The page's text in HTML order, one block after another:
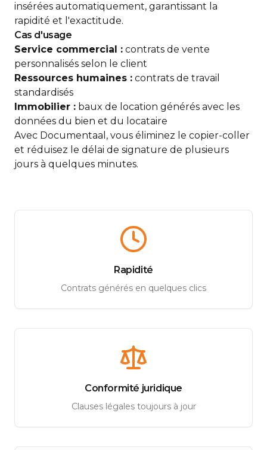
insérées automatiquement, garantissant la
rapidité et l'exactitude.
Cas d'usage
Service commercial : contrats de vente
personnalisés selon le client
Ressources humaines : contrats de travail
standardisés
Immobilier : baux de location générés avec les
données du bien et du locataire
Avec Documentaal, vous éliminez le copier-coller
et réduisez le délai de signature de plusieurs
jours à quelques minutes.
Rapidité
Contrats générés en quelques clics
Conformité juridique
Clauses légales toujours à jour